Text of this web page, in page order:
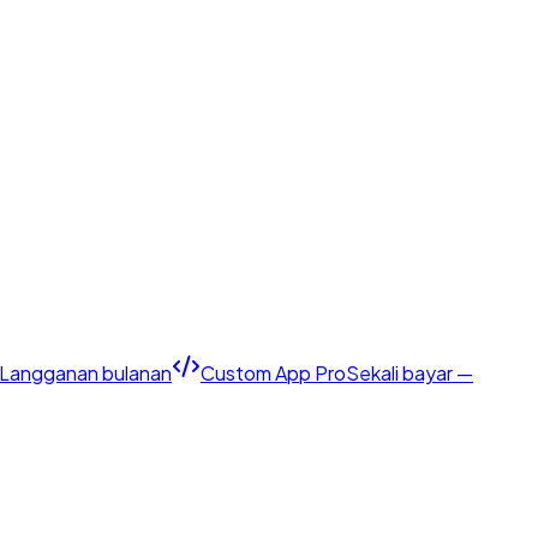
Langganan bulanan Custom App ProSekali bayar —